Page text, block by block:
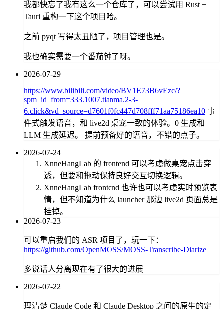
我都快忘了我有这么一个仓库了，可以尝试用 Rust +
Tauri 重构一下这个项目哈。
之前 pyqt 写得太丑陋了，项目管理也是。
我也确实需要一个番茄钟了呀。
2026-07-29
https://www.bilibili.com/video/BV1E73B6vEzc/?
spm_id_from=333.1007.tianma.2-3-
6.click&vd_source=d7601f0fc447d708fff71aa75186ea10 事
件式触发语音，和 live2d 桌宠一致的体验。0 生成和
LLM 生成延迟。 提前预备好的语音，不错的点子。
2026-07-24
XnneHangLab 的 frontend 可以考虑做桌宠点击穿
透，但要和拖动保持良好交互切换逻辑。
XnneHangLab frontend 也许也可以考虑实时预览表
情，但不知道为什么 launcher 那边 live2d 页面总是
挂掉。
2026-07-23
可以重启我们的 ASR 项目了，玩一下：
https://github.com/OpenMOSS/MOSS-Transcribe-Diarize
多说话人分离现在有了很大的进展
2026-07-22
理清楚 Claude Code 和 Claude Desktop 之间的原生的定